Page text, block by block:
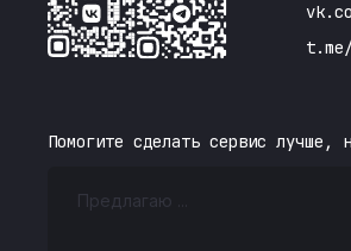
Помогите сделать сервис лучше,